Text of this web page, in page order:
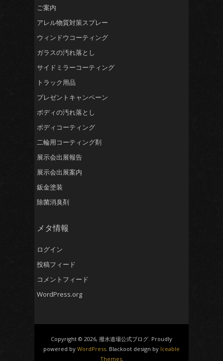
ご案内
アレル物質対策スプレー
ウィンドウコーティング
ガラスの汚れ落とし
サイドミラーコーティング
トラック用品
プレゼントキャンペーン
ボディの汚れ落とし
ボディコーティング
二輪用コーティング剤
展示会出展報告
展示会出展案内
鈑金塗装
除菌消臭剤
メタ情報
ログイン
投稿フィード
コメントフィード
WordPress.org
Copyright © 2026, 撥水道場公式ブログ. Proudly
powered by WordPress. Blackoot design by Iceable
Themes.